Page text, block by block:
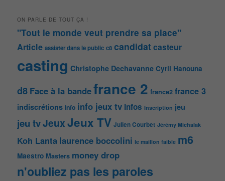
ON PARLE DE TOUT ÇA !
"Tout le monde veut prendre sa place"
Article assister dans le public c8 candidatcasteur
casting Christophe Dechavanne Cyril Hanouna
d8 Face à la bandefrance 2 france2 france 3
indiscrétions info info jeux tv Infos Inscription jeu
jeu tvJeuxJeux TV Julien Courbet Jérémy Michalak
Koh Lanta laurence boccolini le maillon faible m6
Maestro Masters money drop
n'oubliez pas les paroles